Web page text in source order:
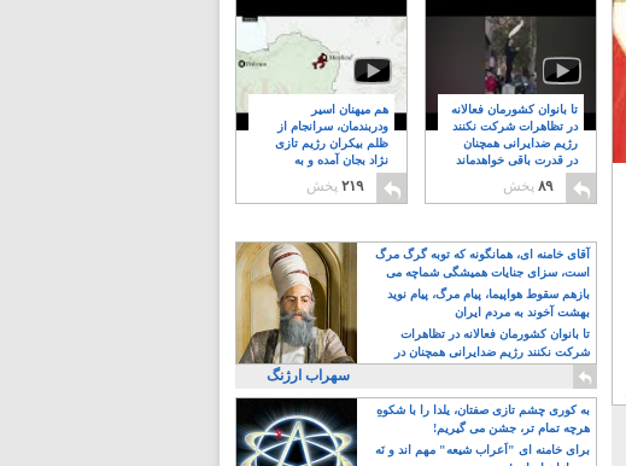
هم میهنان اسیر
ودربندمان، سرانجام از
ظلم بیکران رژیم تازی
نژاد بجان آمده و به
۲۱۹ پخش
تا بانوان کشورمان فعالانه
در تظاهرات شرکت نکنند
رژیم ضدایرانی همچنان
در قدرت باقی خواهدماند
۸
۸۹ پخش
آقای خامنه ای، همانگونه که توبه گرگ مرگ
است، سزای جنایات همیشگی شماچه می
تواند باشد؟!
بازهم سقوط هواپیما، پیام مرگ، پیام نوید
بهشت آخوند به مردم ایران
تا بانوان کشورمان فعالانه در تظاهرات
شرکت نکنند رژیم ضدایرانی همچنان در
قدرت باقی خواهدماند
سهراب ارژنگ
به کوری چشم تازی صفتان، یلدا را با شکوهِ
هرچه تمام تر، جشن می گیریم!
برای خامنه ای "اَعراب شیعه" مهم اند و نَه